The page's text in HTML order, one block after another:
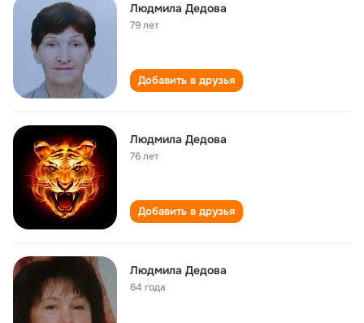
Людмила Дедова
79 лет
Добавить в друзья
Людмила Дедова
76 лет
Добавить в друзья
Людмила Дедова
64 года